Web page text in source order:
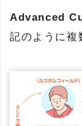
Advanced
記のように複